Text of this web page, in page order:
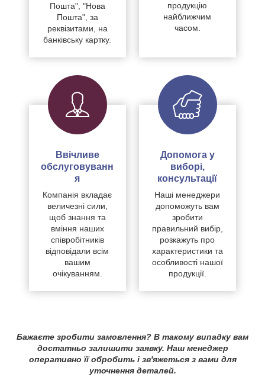
Пошта", "Нова
Пошта", за
реквізитами, на
банківську картку.
продукцію
найближчим
часом.
Ввічливе
обслуговуванн
я
Компанія вкладає
величезні сили,
щоб знання та
вміння наших
співробітників
відповідали всім
вашим
очікуванням.
Допомога у
виборі,
консультації
Наші менеджери
допоможуть вам
зробити
правильний вибір,
розкажуть про
характеристики та
особливості нашої
продукції.
Бажаєте зробити замовлення? В такому випадку вам
достатньо залишити заявку. Наш менеджер
оперативно її обробить і зв'яжеться з вами для
уточнення деталей.